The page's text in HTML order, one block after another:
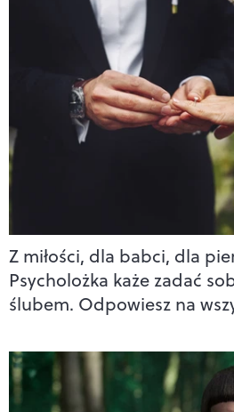
Z miłości, dla babci, dla
Psycholożka każe zadać
ślubem. Odpowiesz na